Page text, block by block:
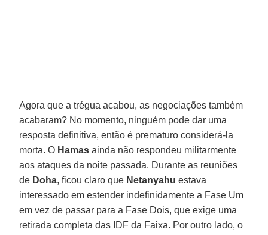
Agora que a trégua acabou, as negociações também
acabaram? No momento, ninguém pode dar uma
resposta definitiva, então é prematuro considerá-la
morta. O Hamas ainda não respondeu militarmente
aos ataques da noite passada. Durante as reuniões
de Doha, ficou claro que Netanyahu estava
interessado em estender indefinidamente a Fase Um
em vez de passar para a Fase Dois, que exige uma
retirada completa das IDF da Faixa. Por outro lado, o